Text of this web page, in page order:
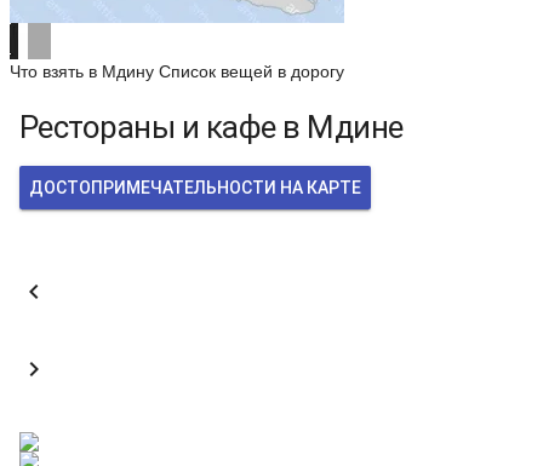
Что взять в Мдину Список вещей в дорогу
Рестораны и кафе в Мдине
ДОСТОПРИМЕЧАТЕЛЬНОСТИ НА КАРТЕ

